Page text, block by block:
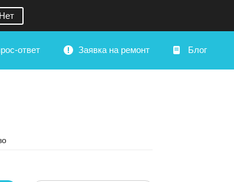
Нет
ответ Заявка на ремонт Блог